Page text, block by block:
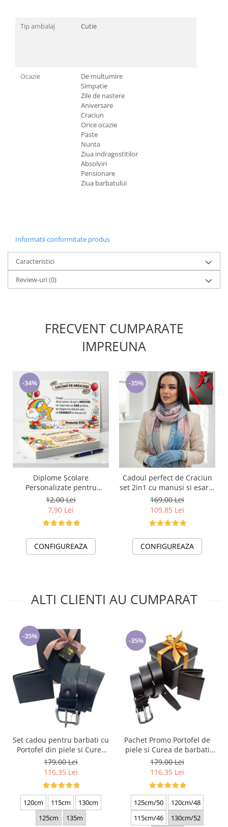
Tip ambalaj Cutie
Ocazie
De multumire
Simpatie
Zile de nastere
Aniversare
Craciun
Orice ocazie
Paste
Nunta
Ziua indragostitilor
Absolviri
Pensionare
Ziua barbatului
Informatii conformitate produs
Caracteristici
Review-uri(0)
FRECVENT CUMPARATE
IMPREUNA
-34%
Diplome Școlare
Personalizate pentru
Absolventi de scoala sau
gradinita
12,00 Lei
7,90 Lei
CONFIGUREAZA
-35%
Cadoul perfect de Craciun
set 2in1 cu manusi si esarfa
foarte groasa si calduroasa
2523.07.06
169,00 Lei
109,85 Lei
CONFIGUREAZA
ALTI CLIENTI AU CUMPARAT
-35%
Set cadou pentru barbati cu
Portofel din piele si Curea
de barbati, negru 2210-4
179,00 Lei
116,35 Lei
120cm 115cm
130cm
125cm
135m
-35%
Pachet Promo Portofel de
piele si Curea de barbati
neagra C130N-1881.4
179,00 Lei
116,35 Lei
125cm/50
120cm/48
115cm/46
130cm/52